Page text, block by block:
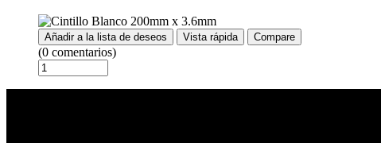
Añadir a la lista de deseos Vista rápida Compare
(0 comentarios)